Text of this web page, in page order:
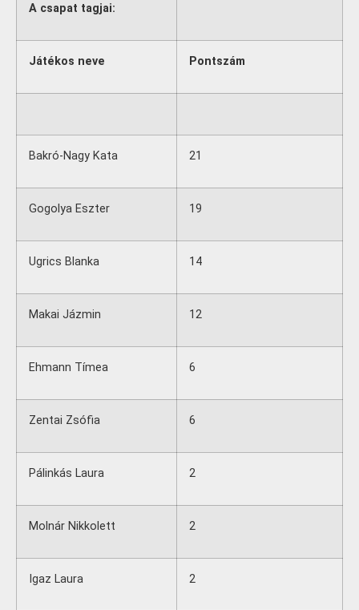
A csapat tagjai:
Játékos neve Pontszám
Bakró-Nagy Kata 21
Gogolya Eszter 19
Ugrics Blanka 14
Makai Jázmin 12
Ehmann Tímea 6
Zentai Zsófia 6
Pálinkás Laura 2
Molnár Nikkolett 2
Igaz Laura 2